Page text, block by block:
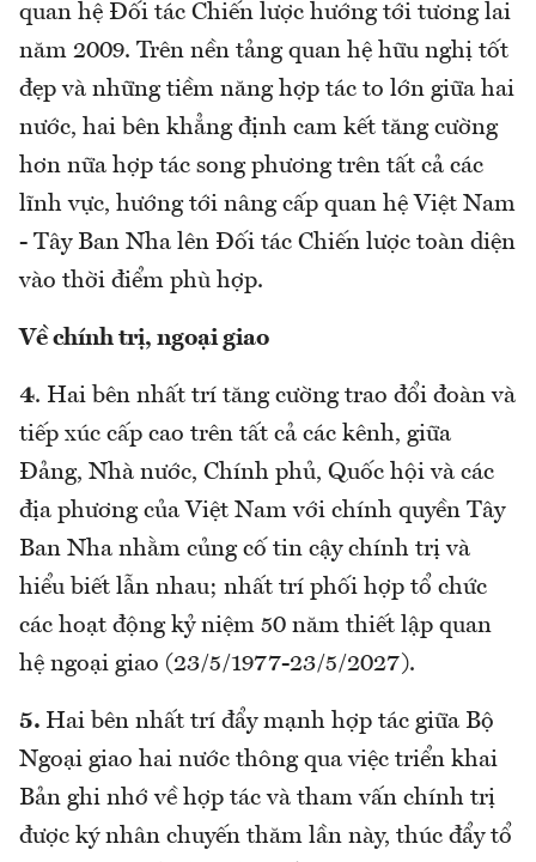
quan hệ Đối tác Chiến lược hướng tới tương lai
năm 2009. Trên nền tảng quan hệ hữu nghị tốt
đẹp và những tiềm năng hợp tác to lớn giữa hai
nước, hai bên khẳng định cam kết tăng cường
hơn nữa hợp tác song phương trên tất cả các
lĩnh vực, hướng tới nâng cấp quan hệ Việt Nam
- Tây Ban Nha lên Đối tác Chiến lược toàn diện
vào thời điểm phù hợp.
Về chính trị, ngoại giao
4. Hai bên nhất trí tăng cường trao đổi đoàn và
tiếp xúc cấp cao trên tất cả các kênh, giữa
Đảng, Nhà nước, Chính phủ, Quốc hội và các
địa phương của Việt Nam với chính quyền Tây
Ban Nha nhằm củng cố tin cậy chính trị và
hiểu biết lẫn nhau; nhất trí phối hợp tổ chức
các hoạt động kỷ niệm 50 năm thiết lập quan
hệ ngoại giao (23/5/1977-23/5/2027).
5. Hai bên nhất trí đẩy mạnh hợp tác giữa Bộ
Ngoại giao hai nước thông qua việc triển khai
Bản ghi nhớ về hợp tác và tham vấn chính trị
được ký nhân chuyến thăm lần này, thúc đẩy tổ